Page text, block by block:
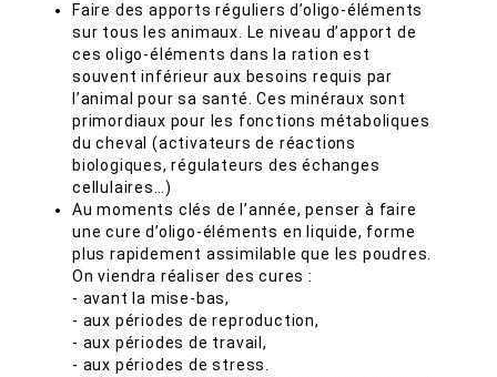
Faire des apports réguliers d’oligo-éléments
sur tous les animaux. Le niveau d’apport de
ces oligo-éléments dans la ration est
souvent inférieur aux besoins requis par
l’animal pour sa santé. Ces minéraux sont
primordiaux pour les fonctions métaboliques
du cheval (activateurs de réactions
biologiques, régulateurs des échanges
cellulaires…)
Au moments clés de l’année, penser à faire
une cure d’oligo-éléments en liquide, forme
plus rapidement assimilable que les poudres.
On viendra réaliser des cures :
- avant la mise-bas,
- aux périodes de reproduction,
- aux périodes de travail,
- aux périodes de stress.